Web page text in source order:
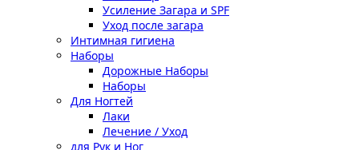
Усиление Загара и SPF
Уход после загара
Интимная гигиена
Наборы
Дорожные Наборы
Наборы
Для Ногтей
Лаки
Лечение / Уход
для Рук и Ног